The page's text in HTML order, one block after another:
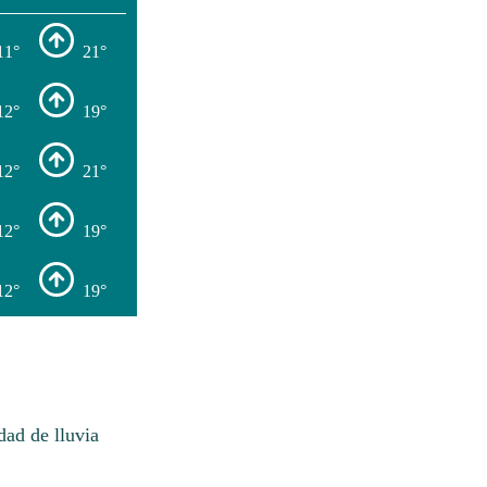
21°
19°
21°
19°
19°
de lluvia